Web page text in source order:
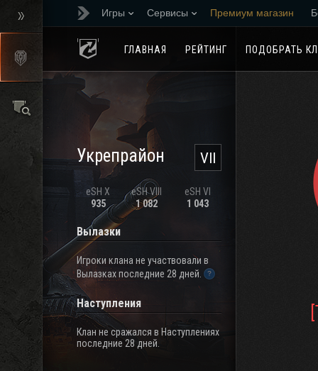
Игры Сервисы Премиум магазин
ГЛАВНАЯ
РЕЙТИНГ ПОДОБРАТЬ
VII
Укрепрайон
eSH X
935
eSH VIII
1 082
eSH VI
1 043
Вылазки
Игроки клана не участвовали в
Вылазках последние 28 дней.
Наступления
Клан не сражался в Наступлениях
последние 28 дней.